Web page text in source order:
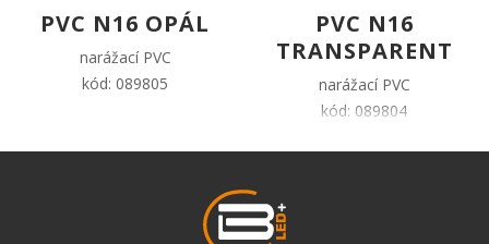
PVC N16 OPÁL
narážací PVC
kód: 089805
PVC N16
TRANSPARENT
narážací PVC
kód: 089804